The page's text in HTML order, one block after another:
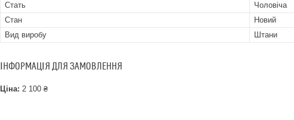
Стать
Чоловіча
Стан
Новий
Вид виробу
Штани
ІНФОРМАЦІЯ ДЛЯ ЗАМОВЛЕННЯ
Ціна: 2 100 ₴